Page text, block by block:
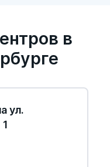
в
ул.